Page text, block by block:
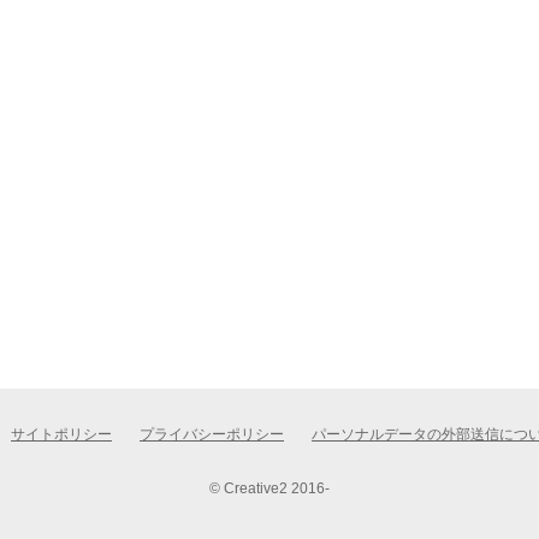
サイトポリシー プライバシーポリシー パーソナルデータの外部送信につ
© Creative2 2016-